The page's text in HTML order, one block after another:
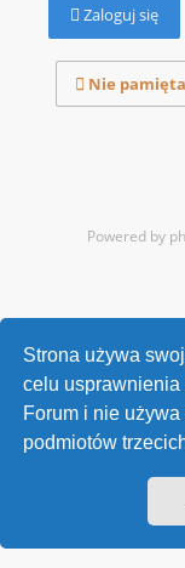
Strona używa
celu
Forum i nie
podmiotów
Zaloguj się
Nie
Powered by